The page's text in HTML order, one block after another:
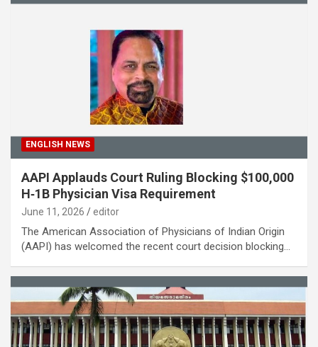
ENGLISH NEWS
AAPI Applauds Court Ruling Blocking $100,000
H‑1B Physician Visa Requirement
June 11, 2026 editor
The American Association of Physicians of Indian Origin
(AAPI) has welcomed the recent court decision blocking…